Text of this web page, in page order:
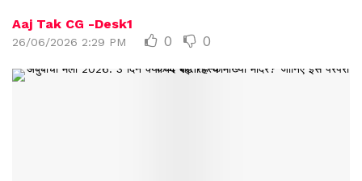
Aaj Tak CG -Desk1
26/06/2026 2:29 PM 0 0